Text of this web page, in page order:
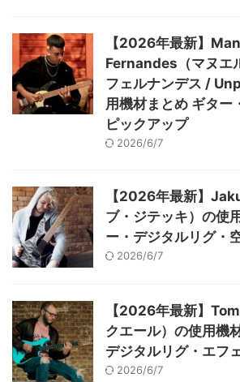
【2026年最新】
Fernandes（マヌエ
フェルナンデス /
用機材まとめ ギター
ピックアップ
2026/6/7
【2026年最新】
ブ・ジテッキ）の使
ー・デジタルリグ・
2026/6/7
【2026年最新】
クエール）の使用機
デジタルリグ・エフ
2026/6/7